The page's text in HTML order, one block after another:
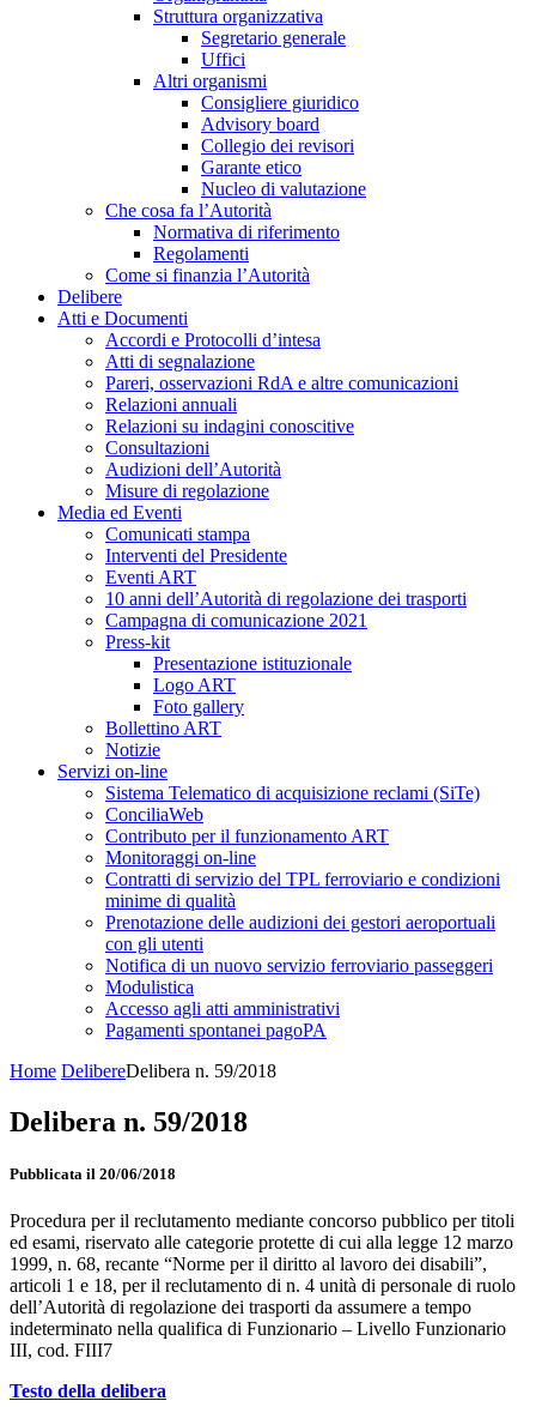
Struttura organizzativa
Segretario generale
Uffici
Altri organismi
Consigliere giuridico
Advisory board
Collegio dei revisori
Garante etico
Nucleo di valutazione
Che cosa fa l’Autorità
Normativa di riferimento
Regolamenti
Come si finanzia l’Autorità
Delibere
Atti e Documenti
Accordi e Protocolli d’intesa
Atti di segnalazione
Pareri, osservazioni RdA e altre comunicazioni
Relazioni annuali
Relazioni su indagini conoscitive
Consultazioni
Audizioni dell’Autorità
Misure di regolazione
Media ed Eventi
Comunicati stampa
Interventi del Presidente
Eventi ART
10 anni dell’Autorità di regolazione dei trasporti
Campagna di comunicazione 2021
Press-kit
Presentazione istituzionale
Logo ART
Foto gallery
Bollettino ART
Notizie
Servizi on-line
Sistema Telematico di acquisizione reclami (SiTe)
ConciliaWeb
Contributo per il funzionamento ART
Monitoraggi on-line
Contratti di servizio del TPL ferroviario e condizioni
minime di qualità
Prenotazione delle audizioni dei gestori aeroportuali
con gli utenti
Notifica di un nuovo servizio ferroviario passeggeri
Modulistica
Accesso agli atti amministrativi
Pagamenti spontanei pagoPA
Home DelibereDelibera n. 59/2018
Delibera n. 59/2018
Pubblicata il 20/06/2018
Procedura per il reclutamento mediante concorso pubblico per titoli
ed esami, riservato alle categorie protette di cui alla legge 12 marzo
1999, n. 68, recante “Norme per il diritto al lavoro dei disabili”,
articoli 1 e 18, per il reclutamento di n. 4 unità di personale di ruolo
dell’Autorità di regolazione dei trasporti da assumere a tempo
indeterminato nella qualifica di Funzionario – Livello Funzionario
III, cod. FIII7
Testo della delibera